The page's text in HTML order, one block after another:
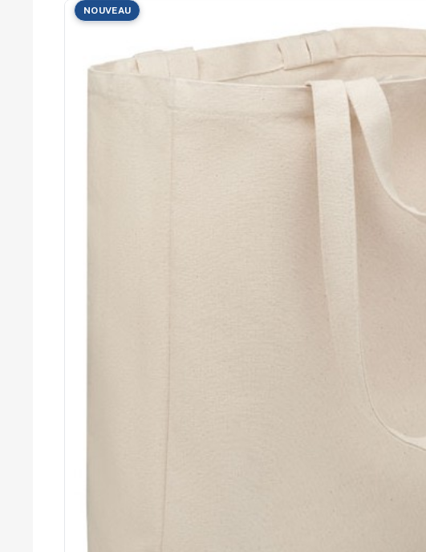
Cérémonies
Récompenses
NOUVEAU